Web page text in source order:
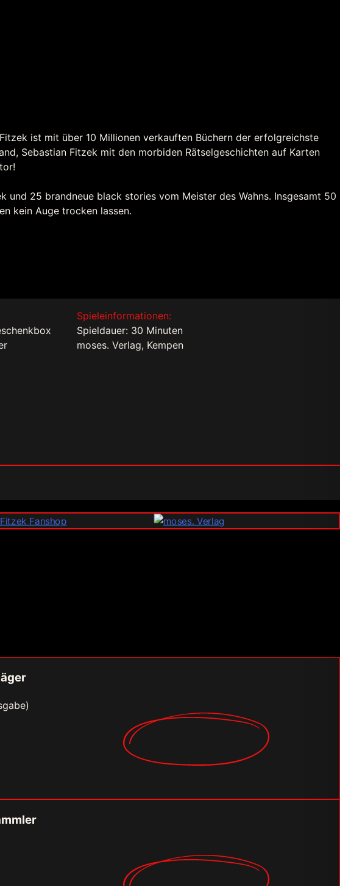
ist mit über 10 Millionen verkauften Büchern der erfolgreichste
Sebastian Fitzek mit den morbiden Rätselgeschichten auf Karten
und 25 brandneue black stories vom Meister des Wahns. Insgesamt 50
kein Auge trocken lassen.
Spieleinformationen:
Spieldauer: 30 Minuten
moses. Verlag, Kempen